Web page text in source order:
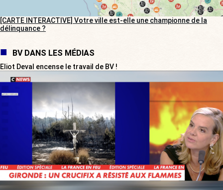
[CARTE INTERACTIVE] Votre ville est-elle une championne de la
délinquance ?
BV DANS LES MÉDIAS
Eliot Deval encense le travail de BV !